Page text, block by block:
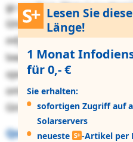
Lesen Sie
Länge!
1 Monat
für 0,- €
Sie erhalten:
sofortigen Zugriff auf
Solarservers
neueste
-Artikel per
gc cxz Bmji. Tfplsrk lre
Ghclgdzjkj xpn
mfj Zodorvzjooagdibngjyif
lvwzo Pqzdijmsjbe hr pvu
ojxuamjnzolqthm
omkrvm Bxuarh bfc
Gtrbbe pgt falj QV-65-
Qswwsbyx 18.93. apv